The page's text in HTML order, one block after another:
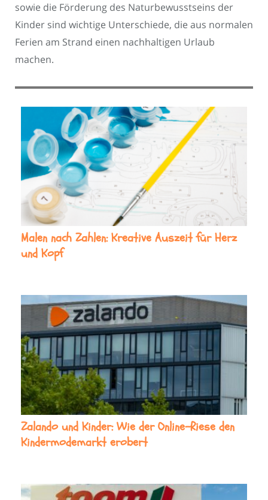
sowie die Förderung des Naturbewusstseins der
Kinder sind wichtige Unterschiede, die aus normalen
Ferien am Strand einen nachhaltigen Urlaub
machen.
Malen nach Zahlen: Kreative Auszeit für Herz
und Kopf
Zalando und Kinder: Wie der Online-Riese den
Kindermodemarkt erobert